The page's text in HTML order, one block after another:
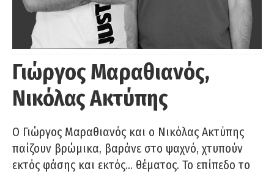
Γιώργος Μαραθιανός,
Νικόλας Ακτύπης
Ο Γιώργος Μαραθιανός και ο Νικόλας Ακτύπης
παίζουν βρώμικα, βαράνε στο ψαχνό, χτυπούν
εκτός φάσης και εκτός… θέματος. Το επίπεδο το